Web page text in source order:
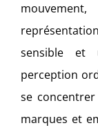
sensible et
perception
se
marques et